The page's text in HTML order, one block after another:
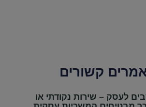
קשורים
לעסק – שירות נקודתי או